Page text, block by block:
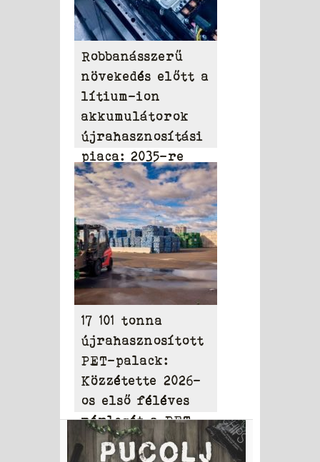
Robbanásszerű
növekedés előtt a
lítium-ion
akkumulátorok
újrahasznosítási
piaca: 2035-re
elérheti a 31,95
milliárd dollárt
17 101 tonna
újrahasznosított
PET-palack:
Közzétette 2026-
os első féléves
mérlegét a PET
to PET